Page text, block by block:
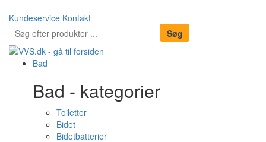
Kundeservice Kontakt
Bad
Bad - kategorier
Toiletter
Bidet
Bidetbatterier